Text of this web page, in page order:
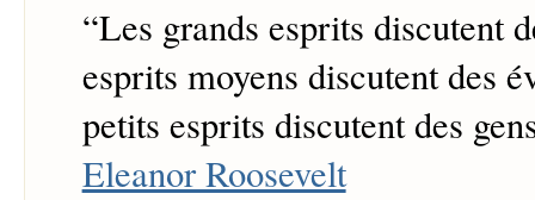
“Les grands esprits discutent
esprits moyens discutent des
petits esprits discutent des
Eleanor Roosevelt